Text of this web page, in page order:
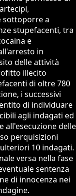
sottoporre a
stupefacenti, tra
e
in
delle attività
illecito
di oltre 780
i successivi
di individuare
agli indagati ed
all'esecuzione delle
perquisizioni
10 indagati.
versa nella fase
sentenza
di innocenza nei